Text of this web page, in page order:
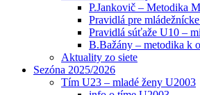
P.Jankovič – Metodika
Pravidlá pre
Pravidlá súťaže U10 –
B.Bažány – metodika k
Aktuality zo siete
Sezóna 2025/2026
Tím U23 – mladé ženy U2003